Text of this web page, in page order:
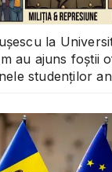
la
au ajuns foștii
studenților